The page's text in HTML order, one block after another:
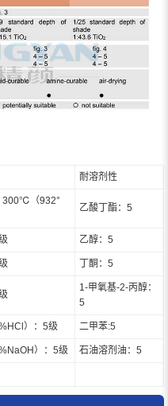
耐溶剂性
300℃（932°
乙酸丁酯：5
乙醇：5
丁酮：5
1-甲氧基-2-丙醇：
5
）：5级 二甲苯:5
）：5级 石油溶剂油：5